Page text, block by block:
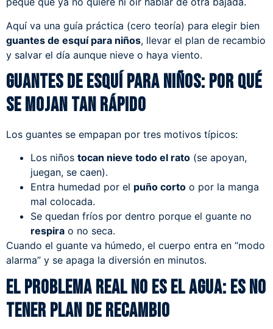
Aquí va una guía práctica (cero teoría) para elegir bien
guantes de esquí para niños, llevar el plan de recambio
y salvar el día aunque nieve o haya viento.
Guantes de esquí para niños: por qué
se mojan tan rápido
Los guantes se empapan por tres motivos típicos:
Los niños tocan nieve todo el rato (se apoyan,
juegan, se caen).
Entra humedad por el puño corto o por la manga
mal colocada.
Se quedan fríos por dentro porque el guante no
respira o no seca.
Cuando el guante va húmedo, el cuerpo entra en “modo
alarma” y se apaga la diversión en minutos.
El problema real no es el agua: es no
tener plan de recambio